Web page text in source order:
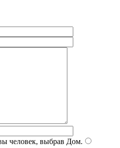
человек, выбрав Дом.